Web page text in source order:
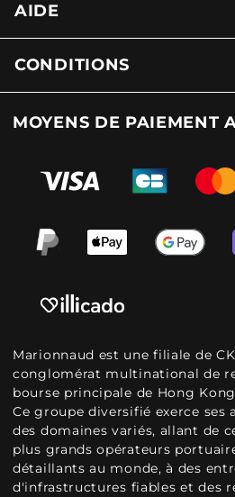
AIDE
CONDITIONS
MOYENS DE PAIEMENT
Marionnaud est une filiale de
conglomérat multinational de
bourse principale de Hong
Ce groupe diversifié exerce ses
des domaines variés, allant de
plus grands opérateurs
détaillants au monde, à des
d'infrastructures fiables et des